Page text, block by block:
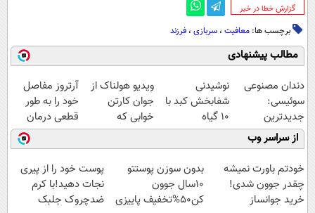
‌گزارش خطا در خبر
برچسب ها: معافیت ، سربازی ، فرزند
مطالب پیشنهادی
دندان مصنوعی
سوئیسی:
جدیدترین
فناوری اروپا،
سبک و مقاوم |
پرداخت قسطی
نوشیدنی
شفابخش کبد با
10 گیاه
موثر(تخفیف تا
امشب)
ویدیو هولناک از
جوان کارتن
خوابی که
میلیاردر شد.
آموزش رایگان
آرتروز مفاصل
خود را به طور
قطعی درمان
کنید!
◗پرسش‌نامه◖
از سراسر وب
خودتم باورت نمیشه
چقدر جوون شدی!
خرید جوانساز
بدون سوزن پوستتو
10سال جوون
کن50%تخفیف پاییزی
پوست خود را از پیری
نجات دهید!با کرم
ضدچروک جلبک